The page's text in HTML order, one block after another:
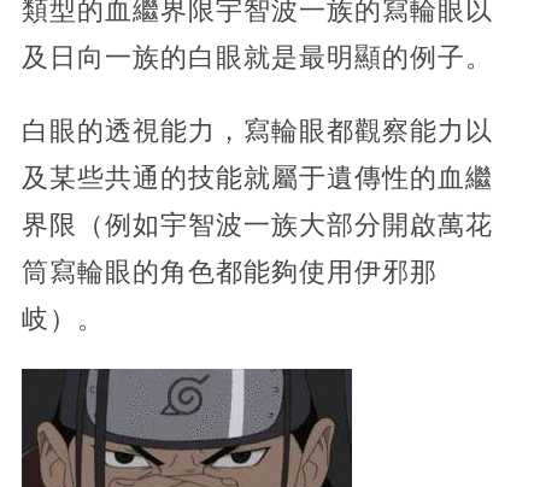
類型的血繼界限宇智波一族的寫輪眼以
及日向一族的白眼就是最明顯的例子。
白眼的透視能力，寫輪眼都觀察能力以
及某些共通的技能就屬于遺傳性的血繼
界限（例如宇智波一族大部分開啟萬花
筒寫輪眼的角色都能夠使用伊邪那
岐）。